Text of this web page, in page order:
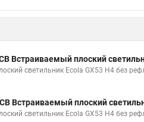
Встраиваемый плоский
светильник Ecola GX53 H4 без
Встраиваемый плоский
светильник Ecola GX53 H4 без